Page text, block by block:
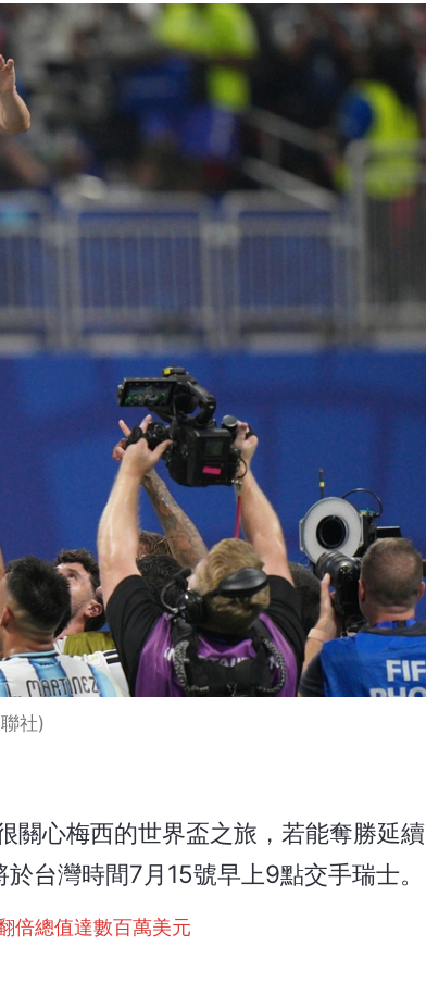
社)
關心梅西的世界盃之旅，若能奪勝延續
台灣時間7月15號早上9點交手瑞士。
倍總值達數百萬美元